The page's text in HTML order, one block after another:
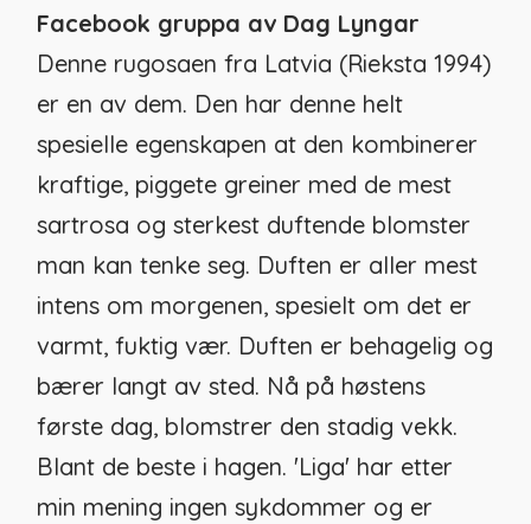
Facebook gruppa av Dag Lyngar
Denne rugosaen fra Latvia (Rieksta 1994)
er en av dem. Den har denne helt
spesielle egenskapen at den kombinerer
kraftige, piggete greiner med de mest
sartrosa og sterkest duftende blomster
man kan tenke seg. Duften er aller mest
intens om morgenen, spesielt om det er
varmt, fuktig vær. Duften er behagelig og
bærer langt av sted. Nå på høstens
første dag, blomstrer den stadig vekk.
Blant de beste i hagen. 'Liga' har etter
min mening ingen sykdommer og er